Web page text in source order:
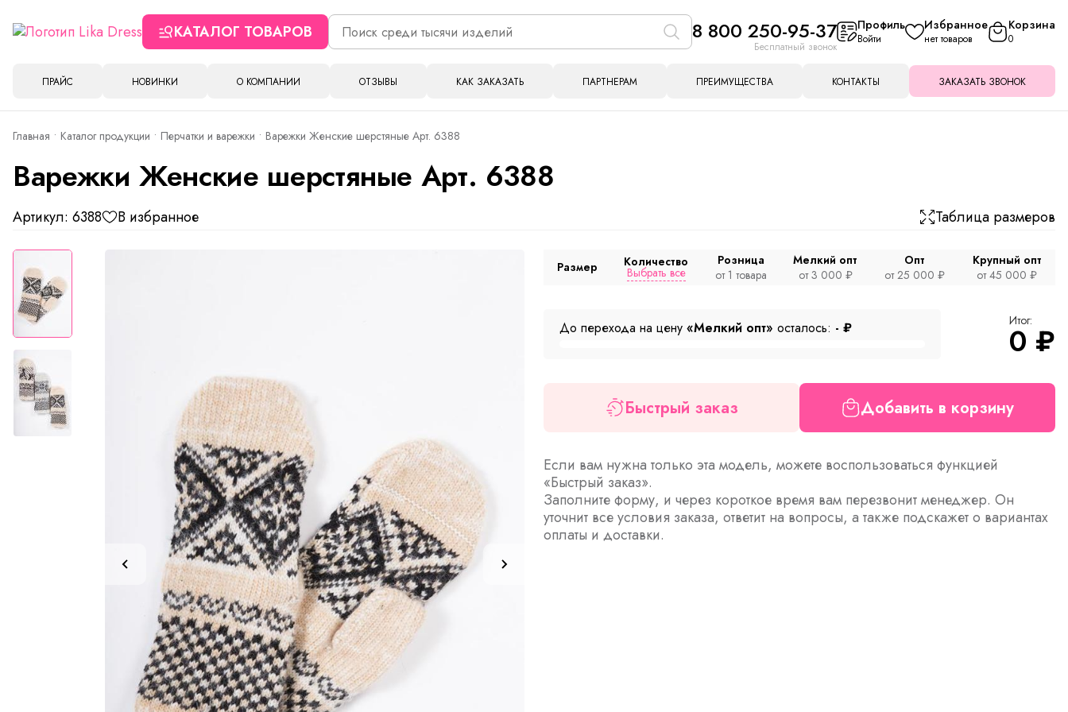
КАТАЛОГ ТОВАРОВ 8 800 250-95-37
Бесплатный звонок
Профиль
Войти
Избранное
нет товаров
Корзина
0
ПРАЙС НОВИНКИ О КОМПАНИИ ОТЗЫВЫ КАК ЗАКАЗАТЬ ПАРТНЕРАМ ПРЕИМУЩЕСТВА КОНТАКТЫ ЗАКАЗАТЬ ЗВОНОК
Главная Каталог продукции Перчатки и варежки Варежки Женские шерстяные Арт. 6388
Варежки Женские шерстяные Арт. 6388
Артикул: 6388 В избранное Таблица размеров
Размер Количество
Выбрать все
Розница
от 1 товара
Мелкий опт
от 3 000 ₽
Опт
от 25 000 ₽
Крупный опт
от 45 000 ₽
До перехода на цену «Мелкий опт» осталось: - ₽ Итог:
0 ₽
Быстрый заказ Добавить в корзину
Если вам нужна только эта модель, можете воспользоваться функцией
«Быстрый заказ».
Заполните форму, и через короткое время вам перезвонит менеджер. Он
уточнит все условия заказа, ответит на вопросы, а также подскажет о вариантах
оплаты и доставки.